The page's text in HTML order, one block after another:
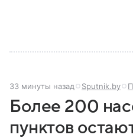
России, какие задачи
33 минуты назад Sputnik.by
Более 200
пунктов